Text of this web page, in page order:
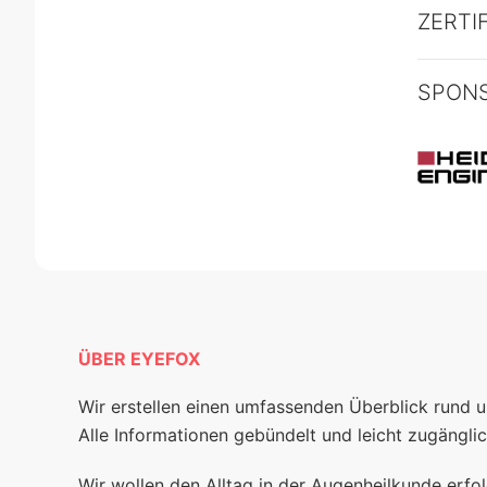
ÜBER EYEFOX
Wir erstellen einen umfassenden Überblick rund
Alle Informationen gebündelt und leicht